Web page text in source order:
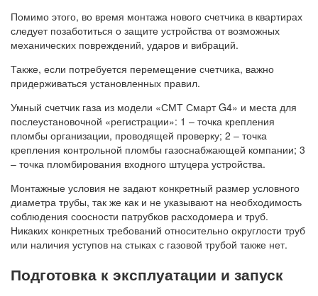
Помимо этого, во время монтажа нового счетчика в квартирах
следует позаботиться о защите устройства от возможных
механических повреждений, ударов и вибраций.
Также, если потребуется перемещение счетчика, важно
придерживаться установленных правил.
Умный счетчик газа из модели «СМТ Смарт G4» и места для
послеустановочной «регистрации»: 1 – точка крепления
пломбы организации, проводящей проверку; 2 – точка
крепления контрольной пломбы газоснабжающей компании; 3
– точка пломбирования входного штуцера устройства.
Монтажные условия не задают конкретный размер условного
диаметра трубы, так же как и не указывают на необходимость
соблюдения соосности патрубков расходомера и труб.
Никаких конкретных требований относительно округлости труб
или наличия уступов на стыках с газовой трубой также нет.
Подготовка к эксплуатации и запуск